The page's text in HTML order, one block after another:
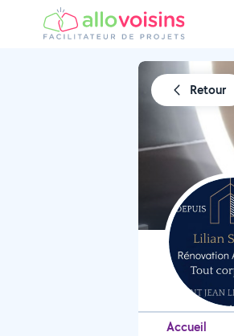
Retour
Accueil